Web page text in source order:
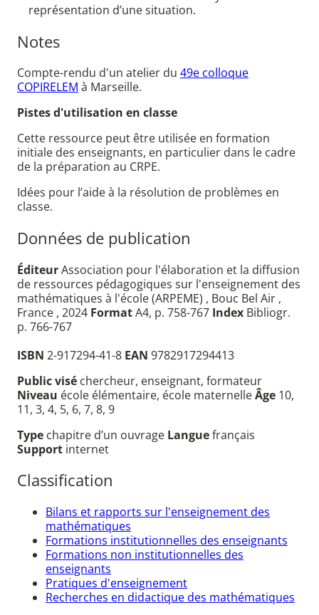
représentation d’une situation.
Notes
Compte-rendu d'un atelier du 49e colloque
COPIRELEM à Marseille.
Pistes d'utilisation en classe
Cette ressource peut être utilisée en formation
initiale des enseignants, en particulier dans le cadre
de la préparation au CRPE.
Idées pour l’aide à la résolution de problèmes en
classe.
Données de publication
ÉditeurAssociation pour l'élaboration et la diffusion
de ressources pédagogiques sur l'enseignement des
mathématiques à l'école (ARPEME) , Bouc Bel Air ,
France , 2024 FormatA4, p. 758-767 Index Bibliogr.
p. 766-767
ISBN 2-917294-41-8 EAN 9782917294413
Public visé chercheur, enseignant, formateur
Niveau école élémentaire, école maternelleÂge 10,
11, 3, 4, 5, 6, 7, 8, 9
Type chapitre d’un ouvrage Languefrançais
Support internet
Classification
Bilans et rapports sur l'enseignement des
mathématiques
Formations institutionnelles des enseignants
Formations non institutionnelles des
enseignants
Pratiques d'enseignement
Recherches en didactique des mathématiques